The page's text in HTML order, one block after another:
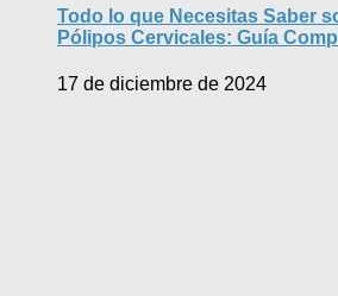
Todo lo que Necesitas Saber
Pólipos Cervicales: Guía
17 de diciembre de 2024